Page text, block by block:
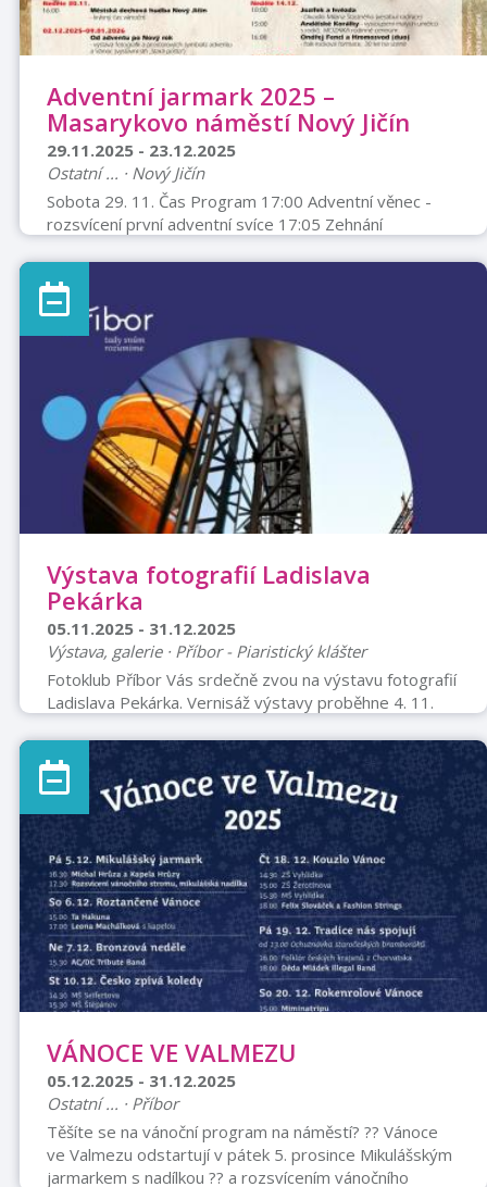
Adventní jarmark 2025 –
Masarykovo náměstí Nový Jičín
29.11.2025 - 23.12.2025
Ostatní ... · Nový Jičín
Sobota 29. 11. Čas Program 17:00 Adventní věnec -
rozsvícení první adventní svíce 17:05 Zehnání
Městská dechová hudba Nový Jičín - kramářská vánoční
Úterý 02. 12. 2025 01. 2026 17:00 Od Adventu po
Nový rok - putování po Novém Jičíně po stopách
symbolů adventu a Vánoc (výstavní síň „Stará pošta“)
Středa 03. 12. Čas Program 16:30 a 15:15 Kouzlo
Vánoc - divadlo, sál ZUŠ, Komenské ...
Výstava fotografií Ladislava
Pekárka
05.11.2025 - 31.12.2025
Výstava, galerie · Příbor - Piaristický klášter
Fotoklub Příbor Vás srdečně zvou na výstavu fotografií
Ladislava Pekárka. Vernisáž výstavy proběhne 4. 11.
Příbor, v 1. patře piaristického kláštera. Výstava potrvá
do 31. 12. 2025. Volně dostupné.
VÁNOCE VE VALMEZU
05.12.2025 - 31.12.2025
Ostatní ... · Příbor
Těšíte se na vánoční program na náměstí? ?? Vánoce
ve Valmezu odstartují v pátek 5. prosince Mikulášským
jarmarkem s nadílkou ?? a rozsvícením vánočního